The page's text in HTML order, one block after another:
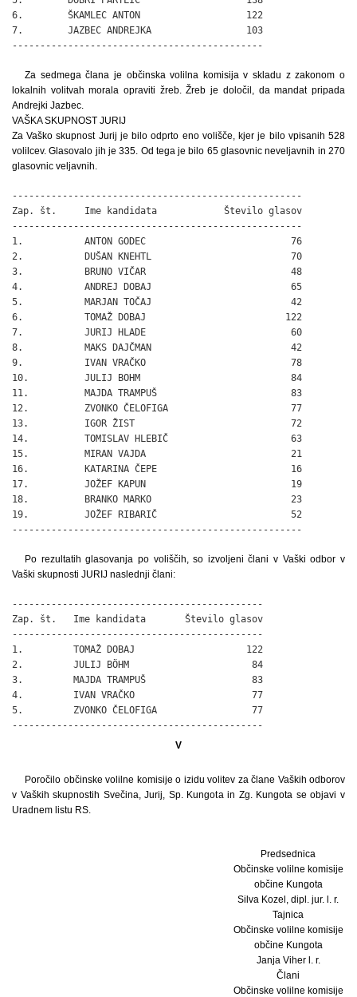
6.        ŠKAMLEC ANTON                   122
7.        JAZBEC ANDREJKA                 103
---------------------------------------------
Za sedmega člana je občinska volilna komisija v skladu z zakonom o
lokalnih volitvah morala opraviti žreb. Žreb je določil, da mandat pripada
Andrejki Jazbec.
VAŠKA SKUPNOST JURIJ
Za Vaško skupnost Jurij je bilo odprto eno volišče, kjer je bilo vpisanih 528
volilcev. Glasovalo jih je 335. Od tega je bilo 65 glasovnic neveljavnih in 270
glasovnic veljavnih.
----------------------------------------------------
Zap. št.     Ime kandidata            Število glasov
----------------------------------------------------
1.           ANTON GODEC                          76
2.           DUŠAN KNEHTL                         70
3.           BRUNO VIČAR                          48
4.           ANDREJ DOBAJ                         65
5.           MARJAN TOČAJ                         42
6.           TOMAŽ DOBAJ                         122
7.           JURIJ HLADE                          60
8.           MAKS DAJČMAN                         42
9.           IVAN VRAČKO                          78
10.          JULIJ BOHM                           84
11.          MAJDA TRAMPUŠ                        83
12.          ZVONKO ČELOFIGA                      77
13.          IGOR ŽIST                            72
14.          TOMISLAV HLEBIČ                      63
15.          MIRAN VAJDA                          21
16.          KATARINA ČEPE                        16
17.          JOŽEF KAPUN                          19
18.          BRANKO MARKO                         23
19.          JOŽEF RIBARIČ                        52
----------------------------------------------------
Po rezultatih glasovanja po voliščih, so izvoljeni člani v Vaški odbor v
Vaški skupnosti JURIJ naslednji člani:
---------------------------------------------
Zap. št.   Ime kandidata       Število glasov
---------------------------------------------
1.         TOMAŽ DOBAJ                    122
2.         JULIJ BÖHM                      84
3.         MAJDA TRAMPUŠ                   83
4.         IVAN VRAČKO                     77
5.         ZVONKO ČELOFIGA                 77
---------------------------------------------
V
Poročilo občinske volilne komisije o izidu volitev za člane Vaških odborov
v Vaških skupnostih Svečina, Jurij, Sp. Kungota in Zg. Kungota se objavi v
Uradnem listu RS.
Predsednica
Občinske volilne komisije
občine Kungota
Silva Kozel, dipl. jur. l. r.
Tajnica
Občinske volilne komisije
občine Kungota
Janja Viher l. r.
Člani
Občinske volilne komisije